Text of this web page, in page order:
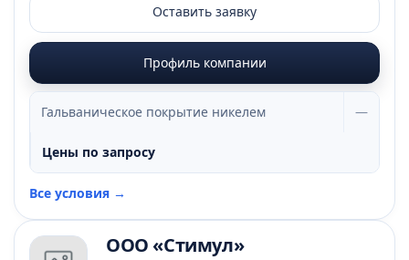
Оставить заявку
Профиль компании
Гальваническое покрытие никелем —
Цены по запросу
Все условия →
ООО «Стимул»